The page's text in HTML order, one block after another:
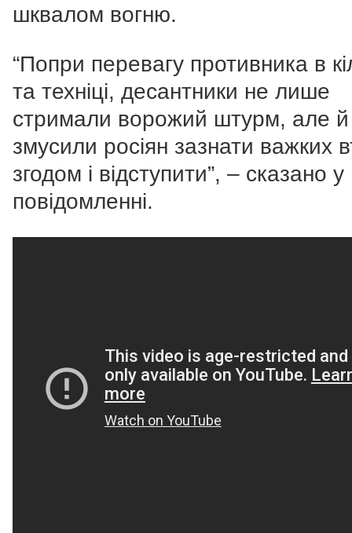
шквалом вогню.
“Попри перевагу противника в
та техніці, десантники не лише
стримали ворожий штурм, але й
змусили росіян зазнати важких
згодом і відступити”, – сказано у
повідомленні.